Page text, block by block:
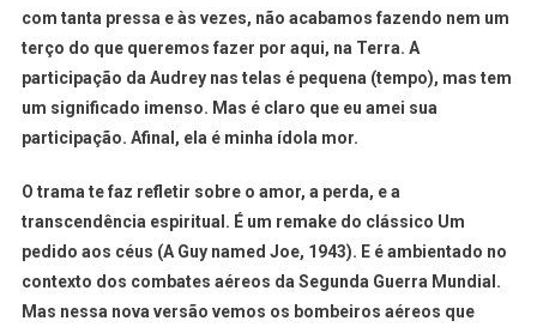
com tanta pressa e às vezes, não acabamos fazendo nem um
terço do que queremos fazer por aqui, na Terra. A
participação da Audrey nas telas é pequena (tempo), mas tem
um significado imenso. Mas é claro que eu amei sua
participação. Afinal, ela é minha ídola mor.
O trama te faz refletir sobre o amor, a perda, e a
transcendência espiritual. É um remake do clássico Um
pedido aos céus (A Guy named Joe, 1943). E é ambientado no
contexto dos combates aéreos da Segunda Guerra Mundial.
Mas nessa nova versão vemos os bombeiros aéreos que